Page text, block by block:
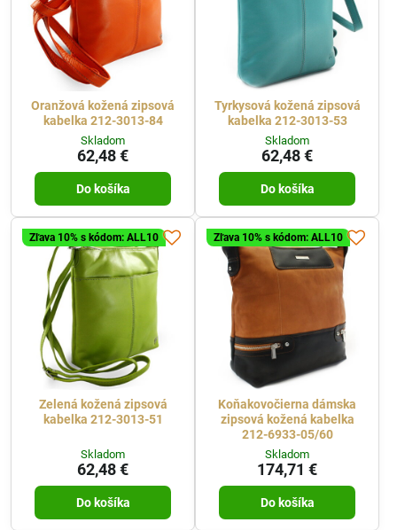
Oranžová kožená zipsová
kabelka 212-3013-84
Skladom
62,48 €
Do košíka
Tyrkysová kožená zipsová
kabelka 212-3013-53
Skladom
62,48 €
Do košíka
Zľava 10% s kódom: ALL10
Zelená kožená zipsová
kabelka 212-3013-51
Skladom
62,48 €
Do košíka
Zľava 10% s kódom: ALL10
Koňakovočierna dámska
zipsová kožená kabelka
212-6933-05/60
Skladom
174,71 €
Do košíka